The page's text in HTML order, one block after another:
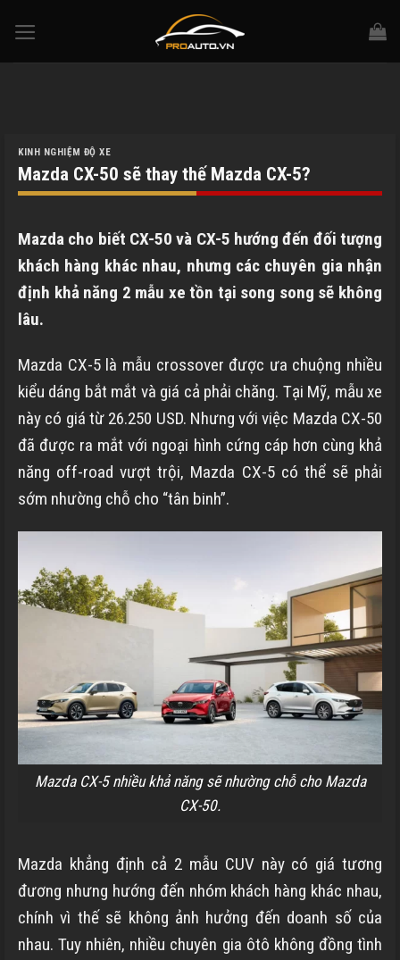
KINH NGHIỆM ĐỘ XE
Mazda CX-50 sẽ thay thế Mazda CX-5?
Mazda cho biết CX-50 và CX-5 hướng đến đối tượng
khách hàng khác nhau, nhưng các chuyên gia nhận
định khả năng 2 mẫu xe tồn tại song song sẽ không
lâu.
Mazda CX-5 là mẫu crossover được ưa chuộng nhiều
kiểu dáng bắt mắt và giá cả phải chăng. Tại Mỹ, mẫu xe
này có giá từ 26.250 USD. Nhưng với việc Mazda CX-50
đã được ra mắt với ngoại hình cứng cáp hơn cùng khả
năng off-road vượt trội, Mazda CX-5 có thể sẽ phải
sớm nhường chỗ cho “tân binh”.
Mazda CX-5 nhiều khả năng sẽ nhường chỗ cho Mazda
CX-50.
Mazda khẳng định cả 2 mẫu CUV này có giá tương
đương nhưng hướng đến nhóm khách hàng khác nhau,
chính vì thế sẽ không ảnh hưởng đến doanh số của
nhau. Tuy nhiên, nhiều chuyên gia ôtô không đồng tình